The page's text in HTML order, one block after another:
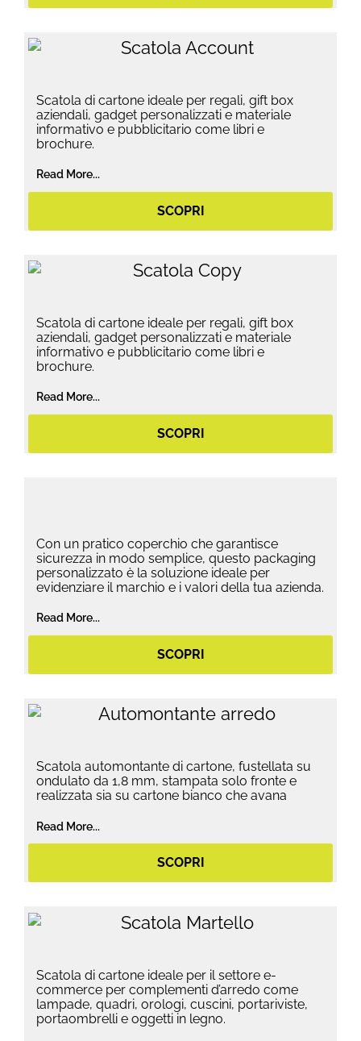
Scatola di cartone ideale per regali, gift box
aziendali, gadget personalizzati e materiale
informativo e pubblicitario come libri e
brochure.
Read More...
SCOPRI
Scatola di cartone ideale per regali, gift box
aziendali, gadget personalizzati e materiale
informativo e pubblicitario come libri e
brochure.
Read More...
SCOPRI
Con un pratico coperchio che garantisce
sicurezza in modo semplice, questo packaging
personalizzato è la soluzione ideale per
evidenziare il marchio e i valori della tua azienda.
Read More...
SCOPRI
Scatola automontante di cartone, fustellata su
ondulato da 1,8 mm, stampata solo fronte e
realizzata sia su cartone bianco che avana
Read More...
SCOPRI
Scatola di cartone ideale per il settore e-
commerce per complementi d’arredo come
lampade, quadri, orologi, cuscini, portariviste,
portaombrelli e oggetti in legno.